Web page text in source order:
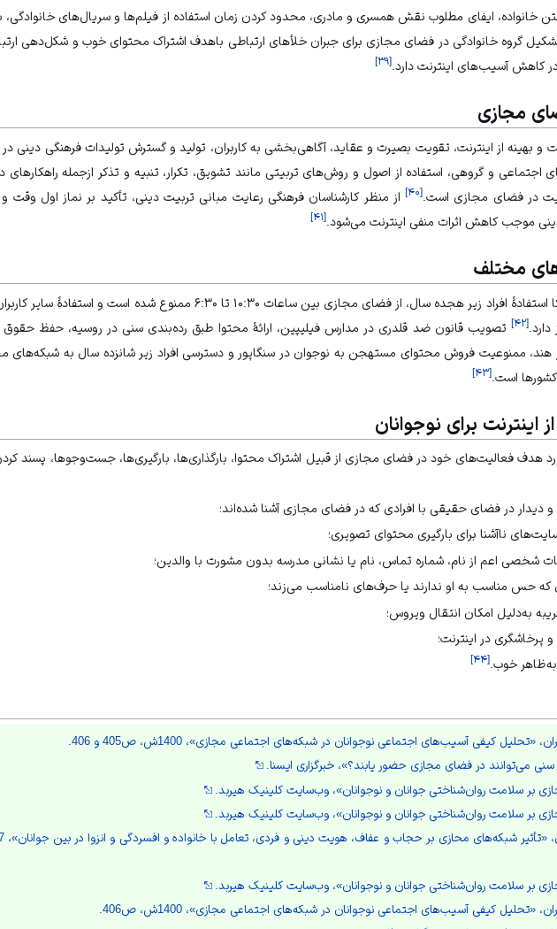
خانواده، ایفای مطلوب نقش همسری و مادری، محدود کردن زمان استفاده از فیلم‌ها و سریال‌های خانوادگی،
گروه خانوادگی در فضای مجازی برای جبران خلأهای ارتباطی باهدف اشتراک محتوای خوب و شکل‌دهی
در کاهش آسیب‌های اینترنت دارد. [۳۹]
مجازی
بهینه از اینترنت، تقویت بصیرت و عقاید، آگاهی‌بخشی به کاربران، تولید و گسترش تولیدات فرهنگی دینی در
اجتماعی و گروهی، استفاده از اصول و روش‌های تربیتی مانند تشویق، تکرار، تنبیه و تذکر ازجمله راهکارهای
درفضای مجازیاست.[۴۰]از منظر کارشناسان فرهنگی رعایت مبانی تربیت دینی، تأکید بر نماز اول وقت
موجب کاهش اثرات منفی اینترنت می‌شود.[۴۱]
مختلف
در یکی از ایالت‌های آمریکا استفادهٔ افراد زیر هجده سال، از فضای مجازی بین ساعات ۱۰:۳۰ تا ۶:۳۰ ممنوع شده است و
[۴۲]تصویبقانون ضد قلدریدر مدارس فیلیپین، ارائهٔ محتوا طبق رده‌بندی سنی در روسیه، حفظ حقوق
هند، ممنوعیت فروش محتوای مستهجن به نوجوان در سنگاپور و دسترسی افراد زیر شانزده سال به شبکه‌های
کشورها است.[۴۳]
اینترنت برای نوجوانان
هدف فعالیت‌های خود در فضای مجازی از قبیل اشتراک محتوا، بارگذاری‌ها، بارگیری‌ها، جست‌وجوها، پسند
و دیدار در فضای حقیقی با افرادی که در فضای مجازی آشنا شده‌اند؛
ناآشنا برای بارگیری محتوای تصویری؛
شخصی اعم از نام، شماره تماس، نام یا نشانی مدرسه بدون مشورت با والدین؛
که حس مناسب به او ندارند یا حرف‌های نامناسب می‌زند؛
به‌دلیل امکان انتقال ویروس؛
پرخاشگری در اینترنت؛
به‌ظاهر خوب.[۴۴]
کیفی آسیب‌های اجتماعی نوجوانان در شبکه‌های اجتماعی مجازی»، 1400ش، ص405 و 406.
سنی می‌توانند در فضای مجازی حضور یابند؟»، خبرگزاری ایسنا.
بر سلامت روان‌شناختی جوانان و نوجوانان»، وب‌سایت کلینیک هیربد.
بر سلامت روان‌شناختی جوانان و نوجوانان»، وب‌سایت کلینیک هیربد.
بر سلامت روان‌شناختی جوانان و نوجوانان»، وب‌سایت کلینیک هیربد.
«تحلیل کیفی آسیب‌های اجتماعی نوجوانان در شبکه‌های اجتماعی مجازی»، 1400ش، ص406.